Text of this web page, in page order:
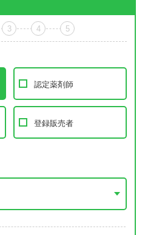
3 4 5
認定薬剤師
登録販売者